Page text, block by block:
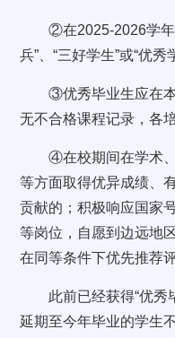
②在2025-2026学年
兵”、“三好学生”或“优秀
③优秀毕业生应在
无不合格课程记录，各
④在校期间在学术
等方面取得优异成绩、
贡献的；积极响应国家
等岗位，自愿到边远地
在同等条件下优先推荐评
此前已经获得“优秀
延期至今年毕业的学生